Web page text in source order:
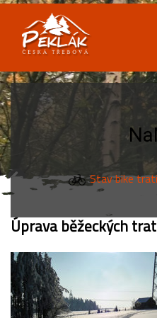
Stav bike tratí
Úprava běžeckých